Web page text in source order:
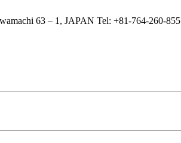
63 – 1, JAPAN Tel: +81-764-260-855